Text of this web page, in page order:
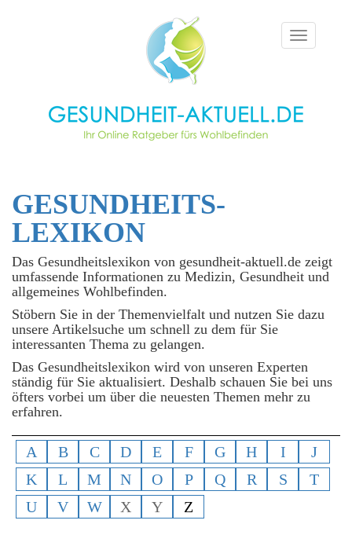
Toggle
navigation
GESUNDHEITS­
LEXIKON
Das Gesundheitslexikon von gesundheit-aktuell.de zeigt
umfassende Informationen zu Medizin, Gesundheit und
allgemeines Wohlbefinden.
Stöbern Sie in der Themenvielfalt und nutzen Sie dazu
unsere Artikelsuche um schnell zu dem für Sie
interessanten Thema zu gelangen.
Das Gesundheitslexikon wird von unseren Experten
ständig für Sie aktualisiert. Deshalb schauen Sie bei uns
öfters vorbei um über die neuesten Themen mehr zu
erfahren.
A B C D E F G H I
J
K
L M N O P Q R S
T
U
V W X Y Z